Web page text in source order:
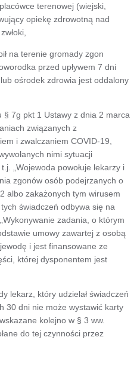
terenowej (wiejski,
opiekę zdrowotną nad
na terenie gromady zgon
przed upływem 7 dni
ośrodek zdrowia jest oddalony
7g pkt 1 Ustawy z dnia 2 marca
związanych z
i zwalczaniem COVID-19,
nimi sytuacji
„Wojewoda powołuje lekarzy i
zgonów osób podejrzanych o
albo zakażonych tym wirusem
świadczeń odbywa się na
zadania, o którym
umowy zawartej z osobą
i jest finansowane ze
której dysponentem jest
lekarz, który udzielał świadczeń
30 dni nie może wystawić karty
kolejno w § 3 ww.
do tej czynności przez